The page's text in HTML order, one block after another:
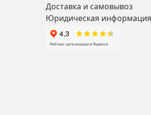
Доставка и самовывоз
Юридическая информация